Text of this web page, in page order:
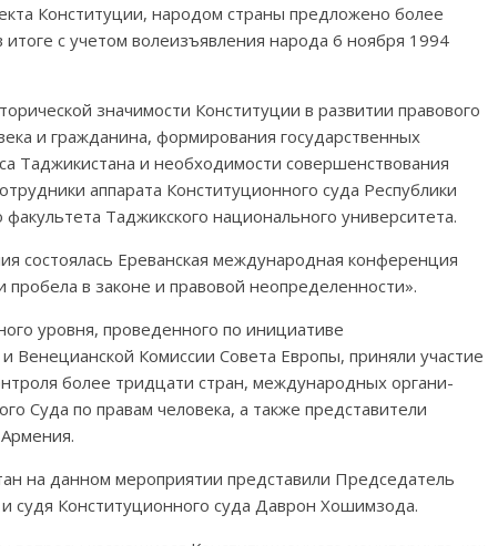
Конституции, народом страны предложено более
с учетом волеизъявления народа 6 ноября 1994
значимости Кон­сти­туции в развитии правового
и гражданина, формирования государственных
Таджикистана и необходимости совершен­ствования
аппа­рата Конституционного суда Республики
Таджикского национального университета.
состоялась Ереванская международная конференция
в законе и правовой неопределенности».
уровня, проведенного по инициативе
Венециан­ской Комиссии Совета Европы, приняли участие
более тридцати стран, между­на­род­ных орга­ни­
Суда по правам человека, а также представители
на данном мероп­рия­тии представили Председатель
судя Конституционного суда Даврон Хошимзода.